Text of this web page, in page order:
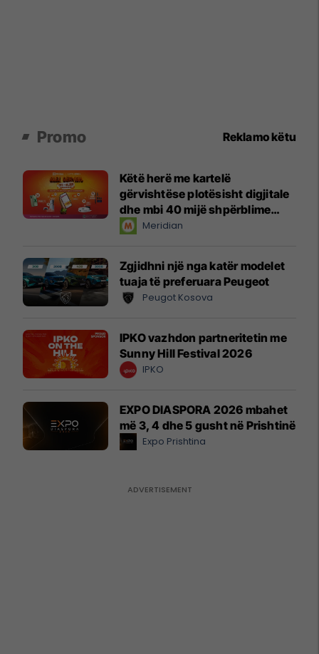
Promo Reklamo këtu
Këtë herë me kartelë
gërvishtëse plotësisht digjitale
dhe mbi 40 mijë shpërblime
instant!Meridian
Zgjidhni një nga katër modelet
tuaja të preferuara Peugeot
Peugot Kosova
IPKO vazhdon partneritetin me
Sunny Hill Festival 2026
IPKO
EXPO DIASPORA 2026 mbahet
më 3, 4 dhe 5 gusht në Prishtinë
Expo Prishtina